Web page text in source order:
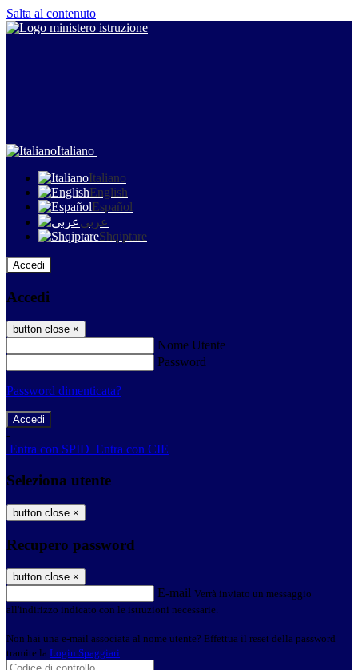
Salta al contenuto
Italiano
Italiano
English
Español
عربى
Shqiptare
Accedi
Accedi
button close ×
Nome Utente
Password
Password dimenticata?
-
Entra con SPID Entra con CIE
Seleziona utente
button close ×
Recupero password
button close ×
E-mail Verrà inviato un messaggio
all'indirizzo indicato con le istruzioni necessarie.
Non hai una e-mail associata al nome utente? Effettua il reset della password
tramite la Login Spaggiari